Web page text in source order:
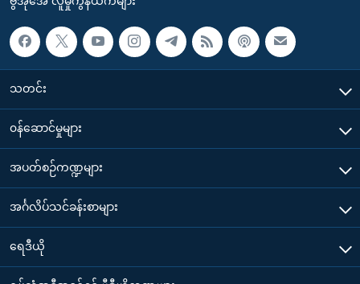
သတင်း
၀န်ဆောင်မှုများ
အပတ်စဉ်ကဏ္ဍများ
အင်္ဂလိပ်သင်ခန်းစာများ
ရေဒီယို